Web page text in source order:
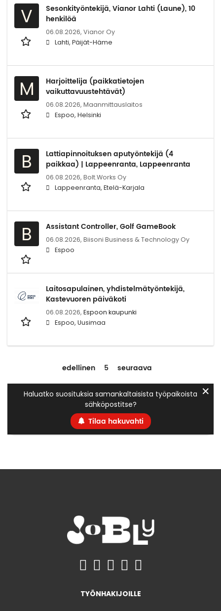
V
Sesonkityöntekijä, Vianor Lahti (Laune), 10
henkilöä
06.08.2026, Vianor Oy
Lahti, Päijät-Häme
M
Harjoittelija (paikkatietojen
vaikuttavuustehtävät)
06.08.2026, Maanmittauslaitos
Espoo, Helsinki
B
Lattiapinnoituksen aputyöntekijä (4
paikkaa) | Lappeenranta, Lappeenranta
06.08.2026, Bolt.Works Oy
Lappeenranta, Etelä-Karjala
B Assistant Controller, Golf GameBook
06.08.2026, Biisoni Business & Technology Oy
Espoo
Laitosapulainen, yhdistelmätyöntekijä,
Kastevuoren päiväkoti
06.08.2026, Espoon kaupunki
Espoo, Uusimaa
edellinen 5 seuraava
Haluatko suosituksia samankaltaisista työpaikoista
sähköpostitse?
Tilaa hakuvahti
✕
TYÖNHAKIJOILLE